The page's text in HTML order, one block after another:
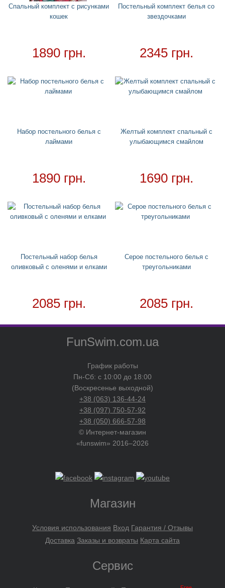
Круги
+
Матрасы
+
Пледы
Купальники
Надувные подстаканники
Аксессуары
+
Дождевики
Необычное полотенце
Зонтики
Ночники
Детские дождевики
Спальный комплект с рисунками
кошек
1890 грн.
Постельный комплект белья со
звездочками
2345 грн.
Набор постельного белья с
лаймами
1890 грн.
Желтый комплект спальный с
улыбающимся смайлом
1690 грн.
Постельный набор белья
оливковый с оленями и елками
2085 грн.
Серое постельного белья с
треугольниками
2085 грн.
FunSwim.com.ua
График работы
Пн-Сб: с 10:00 до 18:00
(Воскресенье выходной)
+38 (063) 136-44-24
+38 (097) 750-57-92
+38 (050) 666-57-98
© Интернет-магазин
«funswim» 2016–2026
Магазин
Условия использования Вход Гарантия / Отзывы
Доставка Заказы и возвраты Карта сайта
Сервис